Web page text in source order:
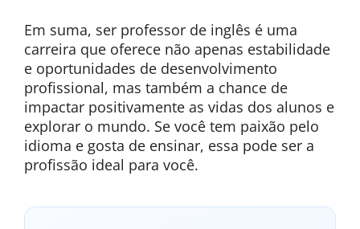
Em suma, ser professor de inglês é uma
carreira que oferece não apenas estabilidade
e oportunidades de desenvolvimento
profissional, mas também a chance de
impactar positivamente as vidas dos alunos e
explorar o mundo. Se você tem paixão pelo
idioma e gosta de ensinar, essa pode ser a
profissão ideal para você.